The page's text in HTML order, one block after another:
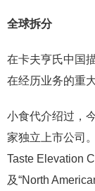
全球拆分
在卡夫亨氏中国
在经历业务的重
小食代介绍过，
家独立上市公司
Taste Elevation
及“North